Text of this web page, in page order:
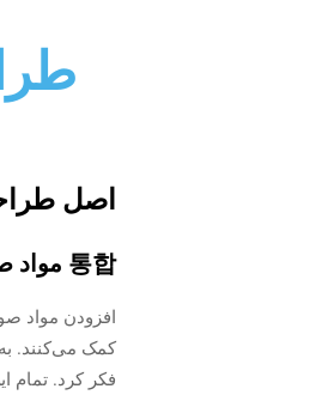
اصل
통합 مواد صوتی برای بهینه‌سازی صدا
افزودن مواد
کمک می‌کنند.
فکر کرد. تمام